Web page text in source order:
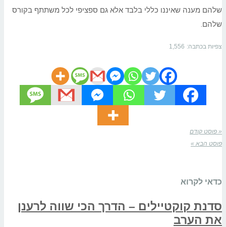
שלהם מענה שאיננו כללי בלבד אלא גם ספציפי לכל משתתף בקורס
שלהם.
צפיות בכתבה: 1,556
« פוסט קודם
פוסט הבא »
כדאי לקרוא
סדנת קוקטיילים – הדרך הכי שווה לרענן
את הערב